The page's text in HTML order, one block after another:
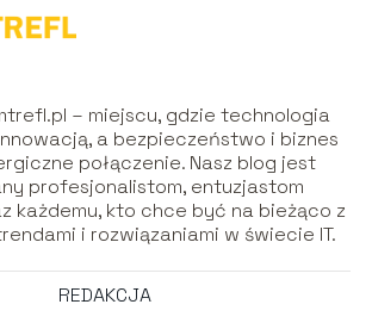
– miejscu, gdzie technologia
a bezpieczeństwo i biznes
połączenie. Nasz blog jest
profesjonalistom, entuzjastom
każdemu, kto chce być na bieżąco z
i rozwiązaniami w świecie IT.
REDAKCJA